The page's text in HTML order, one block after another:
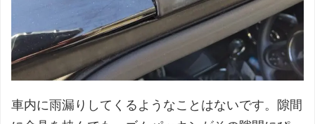
車内に雨漏りしてくるようなことはないです。隙間